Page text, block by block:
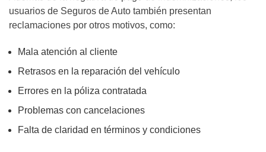
usuarios de Seguros de Auto también presentan
reclamaciones por otros motivos, como:
Mala atención al cliente
Retrasos en la reparación del vehículo
Errores en la póliza contratada
Problemas con cancelaciones
Falta de claridad en términos y condiciones